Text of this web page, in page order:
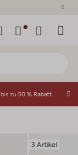
zu 50 % Rabatt.
3 Artikel